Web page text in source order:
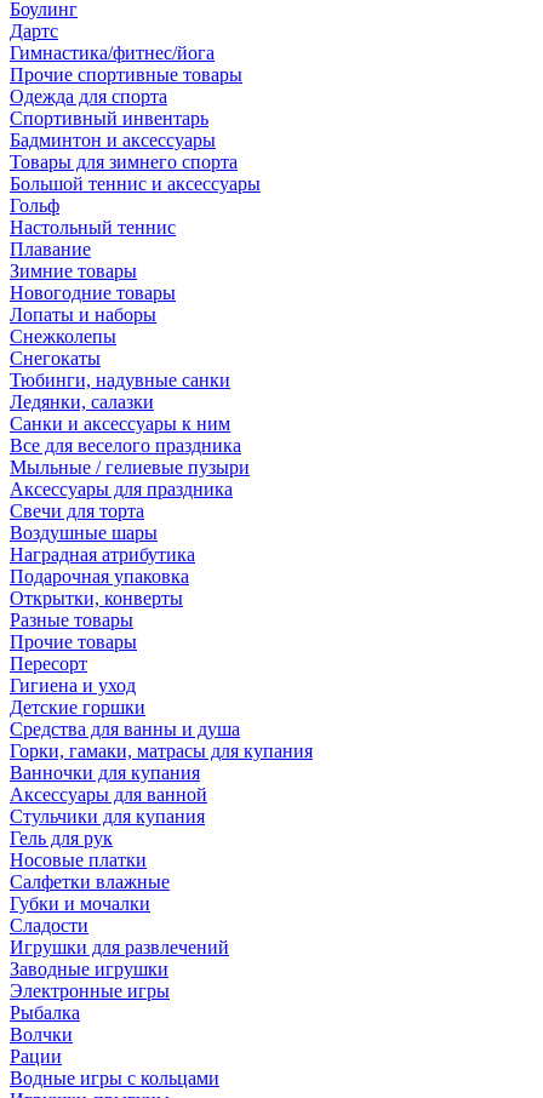
Боулинг
Дартс
Гимнастика/фитнес/йога
Прочие спортивные товары
Одежда для спорта
Спортивный инвентарь
Бадминтон и аксессуары
Товары для зимнего спорта
Большой теннис и аксессуары
Гольф
Настольный теннис
Плавание
Зимние товары
Новогодние товары
Лопаты и наборы
Снежколепы
Снегокаты
Тюбинги, надувные санки
Ледянки, салазки
Санки и аксессуары к ним
Все для веселого праздника
Мыльные / гелиевые пузыри
Аксессуары для праздника
Свечи для торта
Воздушные шары
Наградная атрибутика
Подарочная упаковка
Открытки, конверты
Разные товары
Прочие товары
Пересорт
Гигиена и уход
Детские горшки
Средства для ванны и душа
Горки, гамаки, матрасы для купания
Ванночки для купания
Аксессуары для ванной
Стульчики для купания
Гель для рук
Носовые платки
Салфетки влажные
Губки и мочалки
Сладости
Игрушки для развлечений
Заводные игрушки
Электронные игры
Рыбалка
Волчки
Рации
Водные игры с кольцами